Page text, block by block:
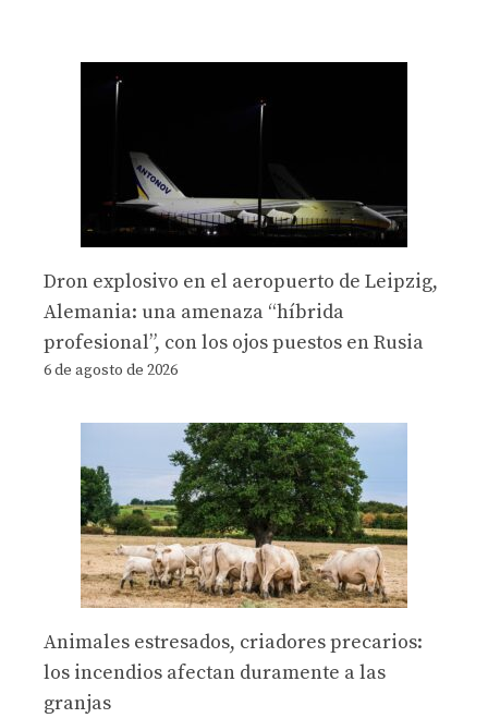
Dron explosivo en el aeropuerto de Leipzig,
Alemania: una amenaza “híbrida
profesional”, con los ojos puestos en Rusia
6 de agosto de 2026
Animales estresados, criadores precarios:
los incendios afectan duramente a las
granjas